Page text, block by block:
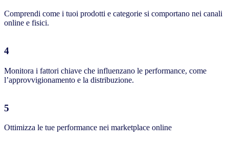
Comprendi come i tuoi prodotti e categorie si comportano nei canali
online e fisici.
4
Monitora i fattori chiave che influenzano le performance, come
l’approvvigionamento e la distribuzione.
5
Ottimizza le tue performance nei marketplace online